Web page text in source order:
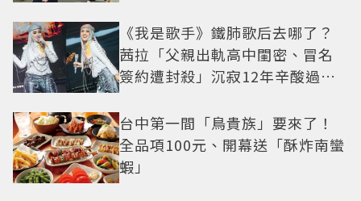
《我是歌手》鐵肺歌后去哪了？
茜拉「父親出軌高中閨密、冒名
簽約遭封殺」沉寂12年辛酸過往
台中第一間「鳥貴族」要來了！
全品項100元、開幕送「酥炸南蠻
蝦」